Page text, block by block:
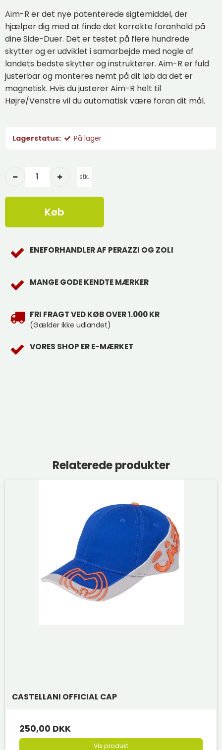
Aim-R er det nye patenterede sigtemiddel, der
hjælper dig med at finde det korrekte foranhold på
dine Side-Duer. Det er testet på flere hundrede
skytter og er udviklet i samarbejde med nogle af
landets bedste skytter og instruktører. Aim-R er fuld
justerbar og monteres nemt på dit løb da det er
magnetisk. Hvis du justerer Aim-R helt til
Højre/Venstre vil du automatisk være foran dit mål.
Lagerstatus: På lager
stk.
Køb
ENEFORHANDLER AF PERAZZI OG ZOLI
MANGE GODE KENDTE MÆRKER
FRI FRAGT VED KØB OVER 1.000 KR
(Gælder ikke udlandet)
VORES SHOP ER E-MÆRKET
Relaterede produkter
CASTELLANI OFFICIAL CAP
250,00 DKK
Vis produkt